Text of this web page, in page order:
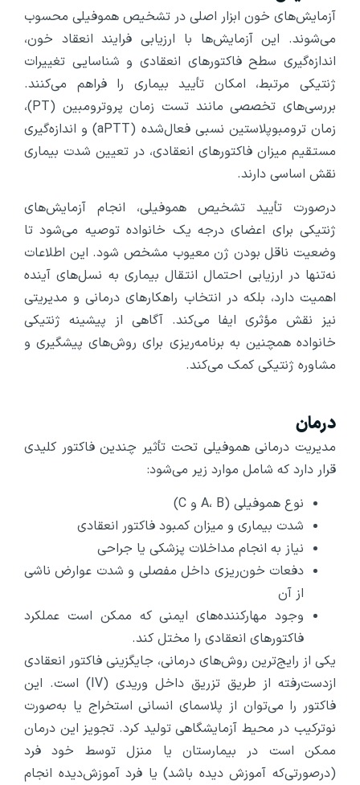
آزمایش‌های خون ابزار اصلی در تشخیص هموفیلی محسوب
می‌شوند. این آزمایش‌ها با ارزیابی فرایند انعقاد خون،
اندازه‌گیری سطح فاکتورهای انعقادی و شناسایی تغییرات
ژنتیکی مرتبط، امکان تأیید بیماری را فراهم می‌کنند.
بررسی‌های تخصصی مانند تست زمان پروترومبین (PT)،
زمان ترومبوپلاستین نسبی فعال‌شده (aPTT) و اندازه‌گیری
مستقیم میزان فاکتورهای انعقادی، در تعیین شدت بیماری
نقش اساسی دارند.
درصورت تأیید تشخیص هموفیلی، انجام آزمایش‌های
ژنتیکی برای اعضای درجه ‌یک خانواده توصیه می‌شود تا
وضعیت ناقل بودن ژن معیوب مشخص شود. این اطلاعات
نه‌تنها در ارزیابی احتمال انتقال بیماری به نسل‌های آینده
اهمیت دارد، بلکه در انتخاب راهکارهای درمانی و مدیریتی
نیز نقش مؤثری ایفا می‌کند. آگاهی از پیشینه ژنتیکی
خانواده همچنین به برنامه‌ریزی برای روش‌های پیشگیری و
مشاوره ژنتیکی کمک می‌کند.
درمان
مدیریت درمانی هموفیلی تحت تأثیر چندین فاکتور کلیدی
قرار دارد که شامل موارد زیر می‌شود:
نوع هموفیلی (A، B و C)
شدت بیماری و میزان کمبود فاکتور انعقادی
نیاز به انجام مداخلات پزشکی یا جراحی
دفعات خون‌ریزی داخل مفصلی و شدت عوارض ناشی
از آن
وجود مهارکننده‌های ایمنی که ممکن است عملکرد
فاکتورهای انعقادی را مختل کند.
یکی از رایج‌ترین روش‌های درمانی، جایگزینی فاکتور انعقادی
ازدست‌رفته از طریق تزریق داخل وریدی (IV) است. این
فاکتور را می‌توان از پلاسمای انسانی استخراج یا به‌صورت
نوترکیب در محیط آزمایشگاهی تولید کرد. تجویز این درمان
ممکن است در بیمارستان یا منزل توسط خود فرد
(درصورتی‌که آموزش دیده باشد) یا فرد آموزش‌دیده انجام